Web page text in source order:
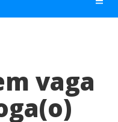
vaga